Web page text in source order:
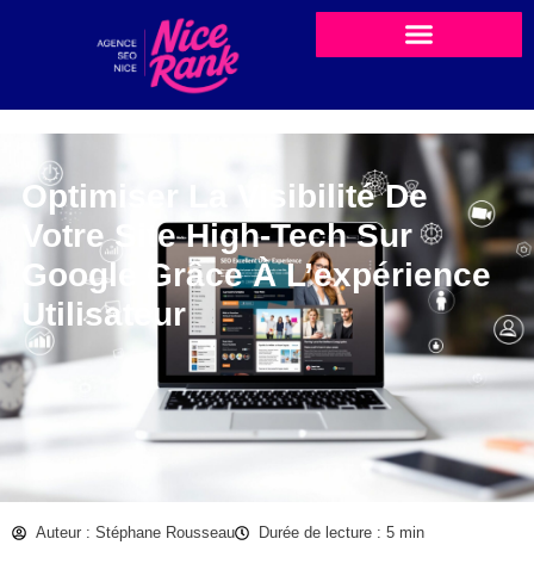
Optimiser La Visibilité De
Votre Site High-Tech Sur
Google Grâce À L’expérience
Utilisateur
Auteur : Stéphane Rousseau Durée de lecture : 5 min